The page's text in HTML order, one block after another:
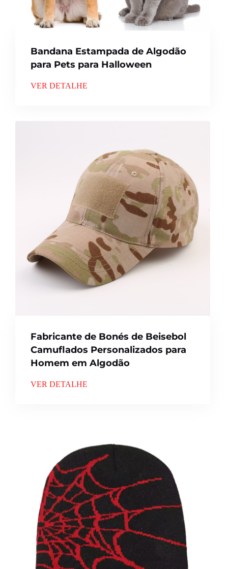
Bandana Estampada de Algodão
para Pets para Halloween
VER DETALHE
Fabricante de Bonés de Beisebol
Camuflados Personalizados para
Homem em Algodão
VER DETALHE